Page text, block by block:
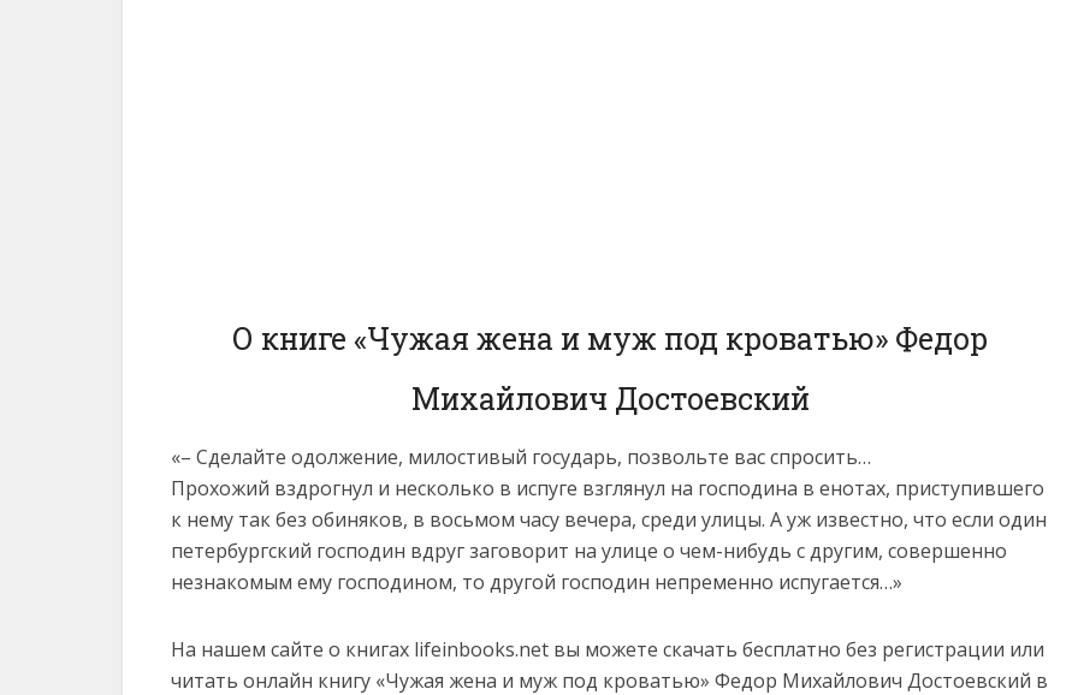
О книге «Чужая жена и муж под кроватью» Федор
Михайлович Достоевский
«– Сделайте одолжение, милостивый государь, позвольте вас спросить…
Прохожий вздрогнул и несколько в испуге взглянул на господина в енотах, приступившего
к нему так без обиняков, в восьмом часу вечера, среди улицы. А уж известно, что если один
петербургский господин вдруг заговорит на улице о чем-нибудь с другим, совершенно
незнакомым ему господином, то другой господин непременно испугается…»
На нашем сайте о книгах lifeinbooks.net вы можете скачать бесплатно без регистрации или
читать онлайн книгу «Чужая жена и муж под кроватью» Федор Михайлович Достоевский в